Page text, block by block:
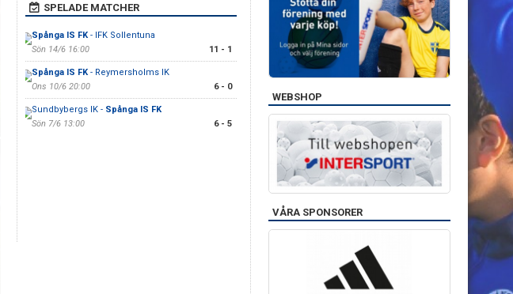
SPELADE MATCHER
Spånga IS FK- IFK Sollentuna
Sön 14/6 16:00
11 - 1
Spånga IS FK- Reymersholms IK
Ons 10/6 20:00
6 - 0
Sundbybergs IK - Spånga IS FK
Sön 7/6 13:00
6 - 5
WEBSHOP
VÅRA SPONSORER